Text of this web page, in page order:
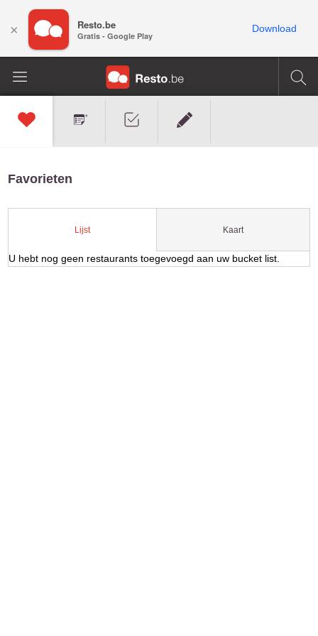
Favorieten
Lijst Kaart
U hebt nog geen restaurants toegevoegd aan uw bucket list.
× Resto.be
Gratis - Google Play
Download